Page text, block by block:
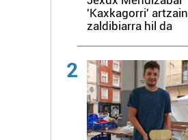
'Kaxkagorri' artzain
zaldibiarra hil da
2